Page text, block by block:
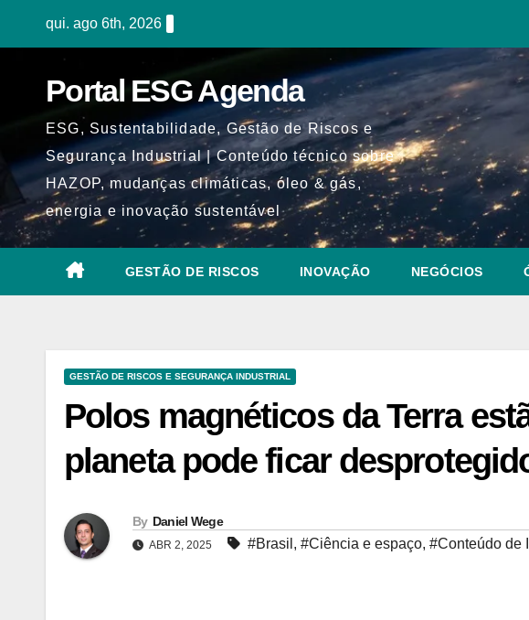
qui. ago 6th, 2026
Portal ESG Agenda
ESG, Sustentabilidade, Gestão de Riscos e
Segurança Industrial | Conteúdo técnico sobre
HAZOP, mudanças climáticas, óleo & gás,
energia e inovação sustentável
GESTÃO DE RISCOS INOVAÇÃO NEGÓCIOS
GESTÃO DE RISCOS E SEGURANÇA INDUSTRIAL
Polos magnéticos da Terra
planeta pode ficar
By Daniel Wege
ABR 2, 2025 #Brasil , #Ciência e espaço, #Conteúdo de